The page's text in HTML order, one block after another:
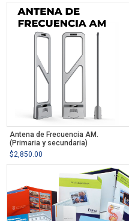
Antena de Frecuencia AM.
(Primaria y secundaria)
$2,850.00